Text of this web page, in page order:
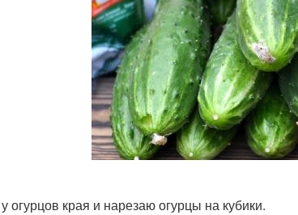
огурцов края и нарезаю огурцы на кубики.